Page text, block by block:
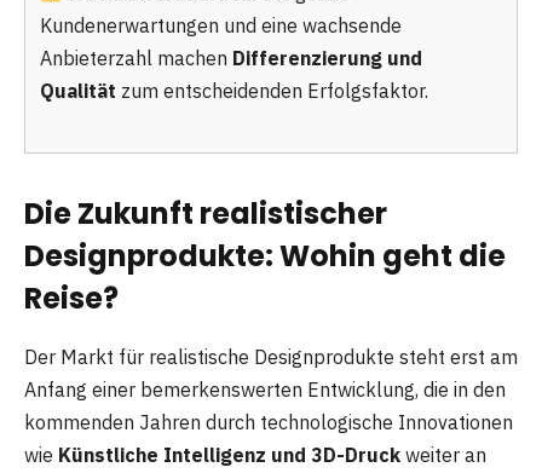
Kundenerwartungen und eine wachsende
Anbieterzahl machen Differenzierung und
Qualität zum entscheidenden Erfolgsfaktor.
Die Zukunft realistischer
Designprodukte: Wohin geht die
Reise?
Der Markt für realistische Designprodukte steht erst am
Anfang einer bemerkenswerten Entwicklung, die in den
kommenden Jahren durch technologische Innovationen
wie Künstliche Intelligenz und 3D-Druck weiter an